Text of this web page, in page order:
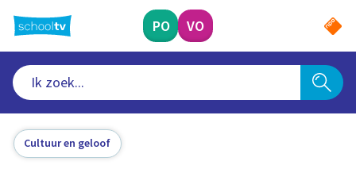
naar
hoofdinhoud
PO VO
Cultuur en geloof